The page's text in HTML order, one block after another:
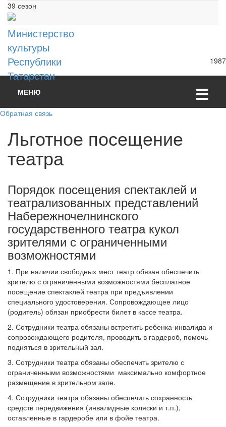
39 сезон
Министерство
культуры
Республики
Татарстан
1987
МЕНЮ
Обратная связь
Льготное посещение
театра
Порядок посещения спектаклей и
театрализованных представлений
Набережночелнинского
государственного театра кукол
зрителями с ограниченными
возможностями
1. При наличии свободных мест театр обязан обеспечить
зрителю с ограниченными возможностями бесплатное
посещение спектаклей театра при предъявлении
специального удостоверения. Сопровождающее лицо
(родитель) обязан приобрести билет в кассе театра.
2. Сотрудники театра обязаны встретить ребенка-инвалида и
сопровождающего родителя, проводить в гардероб, помочь
подняться в зрительный зал.
3. Сотрудники театра обязаны обеспечить зрителю с
ограниченными возможностями максимально комфортное
размещение в зрительном зале.
4. Сотрудники театра обязаны обеспечить сохранность
средств передвижения (инвалидные коляски и т.п.),
оставленные в гардеробе или в фойе театра.